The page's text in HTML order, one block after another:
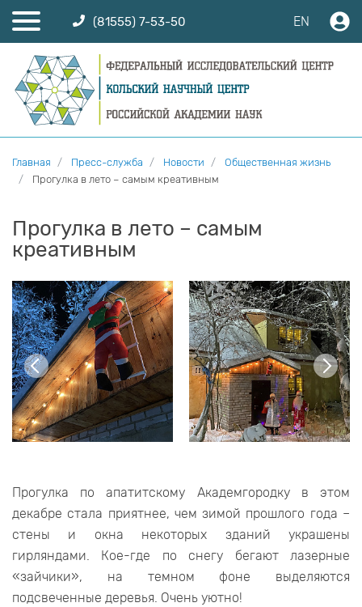
(81555) 7-53-50 EN
Главная Пресс-служба Новости
Общественная жизнь
Прогулка в лето – самым креативным
Прогулка в лето – самым
креативным
Прогулка по апатитскому Академгородку в этом
декабре стала приятнее, чем зимой прошлого года –
стены и окна некоторых зданий украшены
гирляндами. Кое-где по снегу бегают лазерные
«зайчики», на темном фоне выделяются
подсвеченные деревья. Очень уютно!